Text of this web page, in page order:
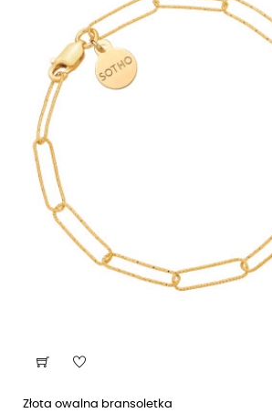
Złota owalna bransoletka